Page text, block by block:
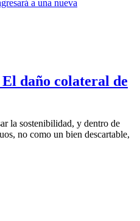
daño colateral de
la sostenibilidad, y dentro de
no como un bien descartable,